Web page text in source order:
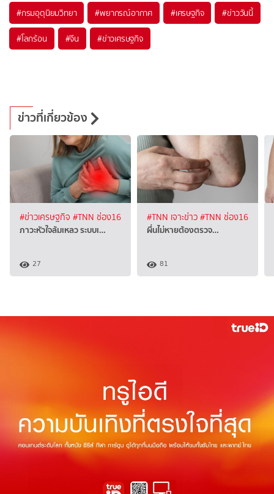
#กรมอุตุนิยมวิทยา #พยากรณ์อากาศ #เศรษฐกิจ #ข่าววันนี้
#โลกร้อน #จีน #ข่าวเศรษฐกิจ
ข่าวที่เกี่ยวข้อง
#ข่าวเศรษฐกิจ #TNN ช่อง16
ภาวะหัวใจล้มเหลว ระบบเ…
27
#TNN เจาะข่าว#TNN ช่อง16
ผื่นไม่หายต้องตรวจ…
81